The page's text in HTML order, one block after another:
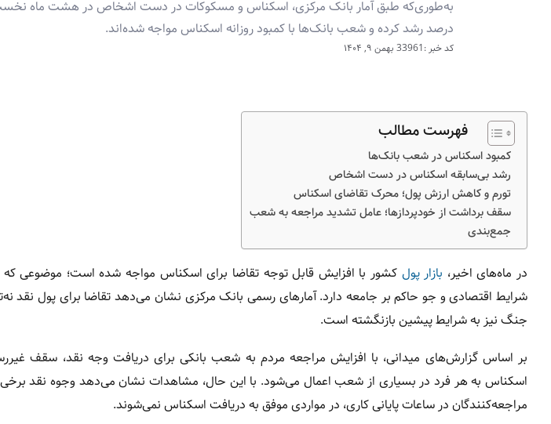
درصد رشد کرده و شعب بانک‌ها با کمبود روزانه اسکناس مواجه شده‌اند.
کد خبر :33961 بهمن ۹, ۱۴۰۴
فهرست مطالب
کمبود اسکناس در شعب بانک‌ها
رشد بی‌سابقه اسکناس در دست اشخاص
تورم و کاهش ارزش پول؛ محرک تقاضای اسکناس
سقف برداشت از خودپردازها؛ عامل تشدید مراجعه به شعب
جمع‌بندی
در ماه‌های اخیر، بازار پول کشور با افزایش قابل توجه تقاضا برای اسکناس مواجه شده است؛ موضوعی که
شرایط اقتصادی و جو حاکم بر جامعه دارد. آمارهای رسمی بانک مرکزی نشان می‌دهد تقاضا برای پول نقد
جنگ نیز به شرایط پیشین بازنگشته است.
اسکناس به هر فرد در بسیاری از شعب اعمال می‌شود. با این حال، مشاهدات نشان می‌دهد وجوه نقد
مراجعه‌کنندگان در ساعات پایانی کاری، در مواردی موفق به دریافت اسکناس نمی‌شوند.